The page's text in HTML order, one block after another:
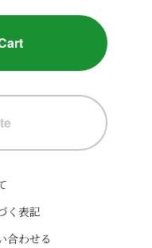
く表記
合わせる